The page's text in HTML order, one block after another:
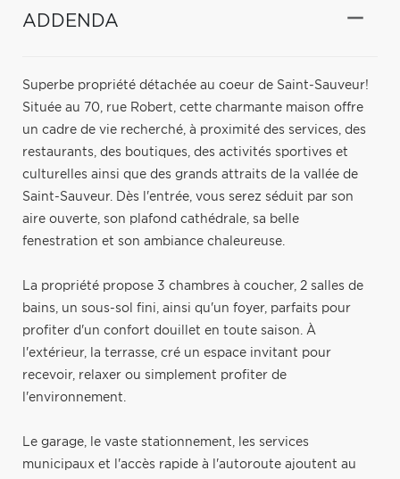
ADDENDA
Superbe propriété détachée au coeur de Saint-Sauveur!
Située au 70, rue Robert, cette charmante maison offre
un cadre de vie recherché, à proximité des services, des
restaurants, des boutiques, des activités sportives et
culturelles ainsi que des grands attraits de la vallée de
Saint-Sauveur. Dès l'entrée, vous serez séduit par son
aire ouverte, son plafond cathédrale, sa belle
fenestration et son ambiance chaleureuse.
La propriété propose 3 chambres à coucher, 2 salles de
bains, un sous-sol fini, ainsi qu'un foyer, parfaits pour
profiter d'un confort douillet en toute saison. À
l'extérieur, la terrasse, cré un espace invitant pour
recevoir, relaxer ou simplement profiter de
l'environnement.
Le garage, le vaste stationnement, les services
municipaux et l'accès rapide à l'autoroute ajoutent au